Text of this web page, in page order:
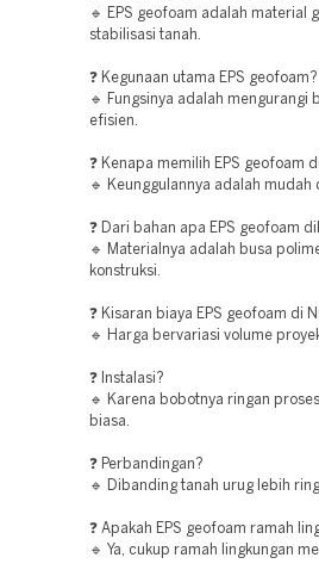
🔹 EPS geofoam adalah material
stabilisasi tanah.
❓ Kegunaan utama EPS geofoam?
🔹 Fungsinya adalah
efisien.
❓ Kenapa memilih EPS geofoam
🔹 Keunggulannya adalah
❓ Dari bahan apa EPS geofoam
🔹 Materialnya adalah busa
konstruksi.
❓ Kisaran biaya EPS geofoam di
🔹 Harga bervariasi volume
❓ Instalasi?
🔹 Karena bobotnya ringan
biasa.
❓ Perbandingan?
🔹 Dibanding tanah urug lebih
❓ Apakah EPS geofoam ramah
🔹 Ya, cukup ramah lingkungan